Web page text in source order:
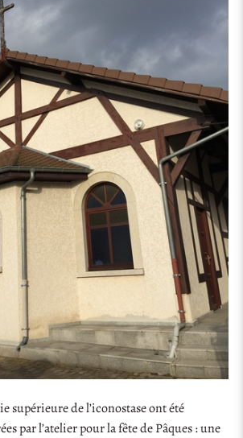
supérieure de l’iconostase ont été
par l’atelier pour la fête de Pâques : une